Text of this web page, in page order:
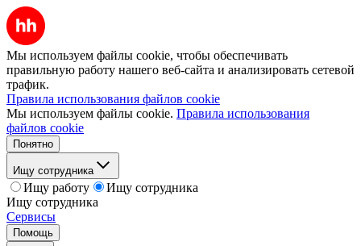
Мы используем файлы cookie, чтобы обеспечивать
правильную работу нашего веб-сайта и анализировать сетевой
трафик.
Правила использования файлов cookie
Мы используем файлы cookie. Правила использования
файлов cookie
Понятно
Ищу сотрудника
Ищу работу
Ищу сотрудника
Ищу сотрудника
Сервисы
Помощь